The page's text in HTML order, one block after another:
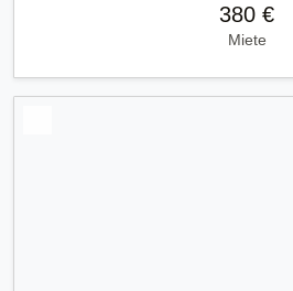
380 €
Miete